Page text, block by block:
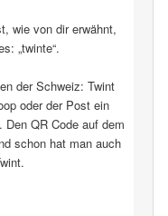
wie von dir erwähnt,
„twinte“.
der Schweiz: Twint
oder der Post ein
Den QR Code auf dem
schon hat man auch